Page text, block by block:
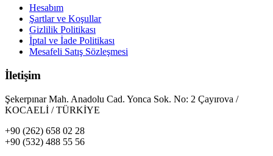
Hesabım
Şartlar ve Koşullar
Gizlilik Politikası
İptal ve İade Politikası
Mesafeli Satış Sözleşmesi
İletişim
Şekerpınar Mah. Anadolu Cad. Yonca Sok. No: 2 Çayırova /
KOCAELİ / TÜRKİYE
+90 (262) 658 02 28
+90 (532) 488 55 56